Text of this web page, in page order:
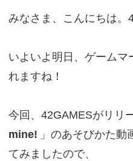
みなさま、こんにちは。
いよいよ明日、ゲームマ
れますね！
今回、42GAMESがリリ
mine! 」のあそびかた動
てみましたので、